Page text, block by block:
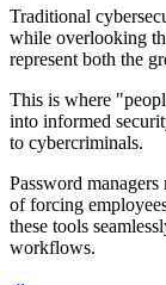
Traditional
while overlooking
represent both the
This is where
into informed
to cybercriminals.
Password
of forcing
these tools
workflows.